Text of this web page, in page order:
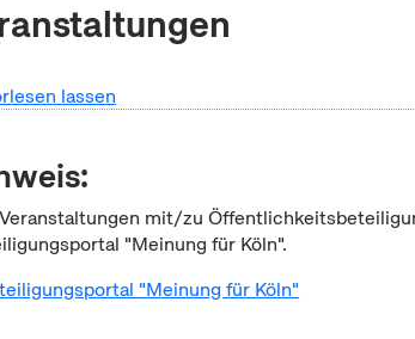
lassen
mit/zu
"Meinung für Köln".
"Meinung für Köln"